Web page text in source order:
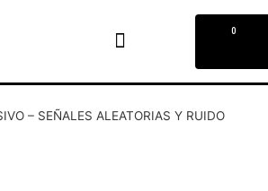
0
– SEÑALES ALEATORIAS Y RUIDO